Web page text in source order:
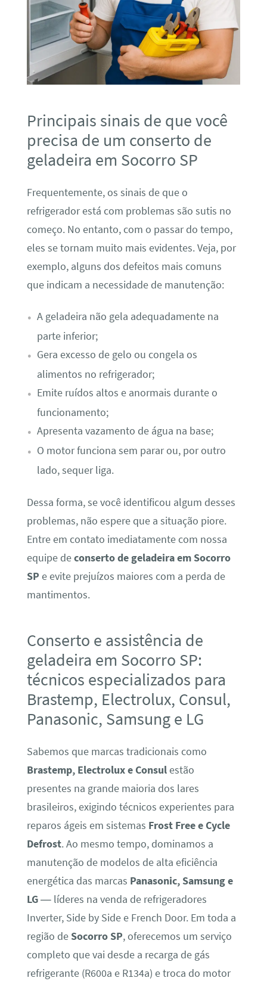
Principais sinais de que você
precisa de um conserto de
geladeira em Socorro SP
Frequentemente, os sinais de que o
refrigerador está com problemas são sutis no
começo. No entanto, com o passar do tempo,
eles se tornam muito mais evidentes. Veja, por
exemplo, alguns dos defeitos mais comuns
que indicam a necessidade de manutenção:
A geladeira não gela adequadamente na
parte inferior;
Gera excesso de gelo ou congela os
alimentos no refrigerador;
Emite ruídos altos e anormais durante o
funcionamento;
Apresenta vazamento de água na base;
O motor funciona sem parar ou, por outro
lado, sequer liga.
Dessa forma, se você identificou algum desses
problemas, não espere que a situação piore.
Entre em contato imediatamente com nossa
equipe deconserto de geladeira em Socorro
SP e evite prejuízos maiores com a perda de
mantimentos.
Conserto e assistência de
geladeira em Socorro SP:
técnicos especializados para
Brastemp, Electrolux, Consul,
Panasonic, Samsung e LG
Sabemos que marcas tradicionais como
Brastemp, Electrolux e Consulestão
presentes na grande maioria dos lares
brasileiros, exigindo técnicos experientes para
reparos ágeis em sistemas Frost Free e Cycle
Defrost. Ao mesmo tempo, dominamos a
manutenção de modelos de alta eficiência
energética das marcas Panasonic, Samsung e
LG— líderes na venda de refrigeradores
Inverter, Side by Side e French Door. Em toda a
região de Socorro SP, oferecemos um serviço
completo que vai desde a recarga de gás
refrigerante (R600a e R134a) e troca do motor